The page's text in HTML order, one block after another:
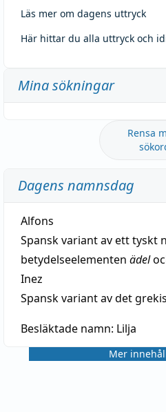
Läs mer om dagens uttryck
Här hittar du alla uttryck och
Mina sökningar
Rensa
Dagens namnsdag
Alfons
Spansk variant av ett tyskt
betydelseelementen ädel
Inez
Spansk variant av det
Besläktade namn: Lilja
Mer